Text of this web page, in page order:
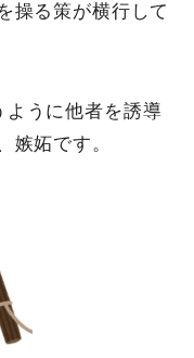
操る策が横行して
ように他者を誘導
嫉妬です。